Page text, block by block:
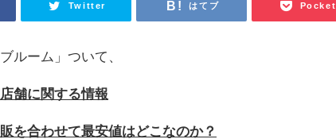
Twitter はてブ Pocket
ルーム」ついて、
舗に関する情報
を合わせて最安値はどこなのか？